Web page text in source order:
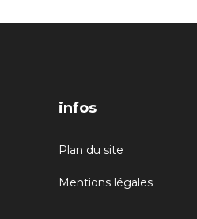
infos
Plan du site
Mentions légales